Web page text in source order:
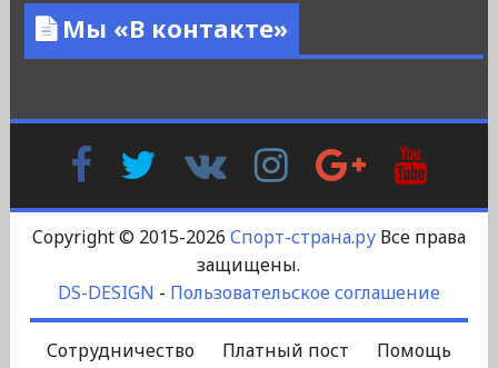
Мы «В контакте»
FacebookTwitter
Контакте
InstagramGoogle
Plus
Copyright © 2015-2026 Спорт-страна.руВсе права
защищены.
DS-DESIGN - Пользовательское соглашение
Сотрудничество Платный пост
Помощь